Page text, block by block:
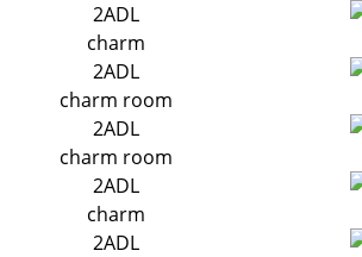
2ADL
charm
2ADL
charm room
2ADL
charm room
2ADL
charm
2ADL